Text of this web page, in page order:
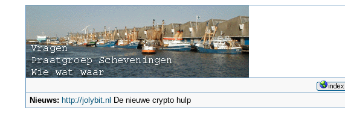
Nieuws: http://jolybit.nl De nieuwe crypto hulp